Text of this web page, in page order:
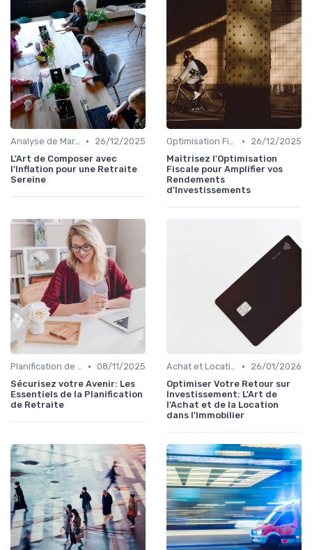
Analyse de Marché •
26/12/2025
L'Art de Composer avec
l'Inflation pour une Retraite
Sereine
Optimisation Fiscale •
26/12/2025
Maîtrisez l'Optimisation
Fiscale pour Amplifier vos
Rendements
d'Investissements
Planification de la Retraite • 08/11/2025
Sécurisez votre Avenir: Les
Essentiels de la Planification
de Retraite
Achat et Location de Biens Immobiliers •
26/01/2026
Optimiser Votre Retour sur
Investissement: L'Art de
l'Achat et de la Location
dans l'Immobilier